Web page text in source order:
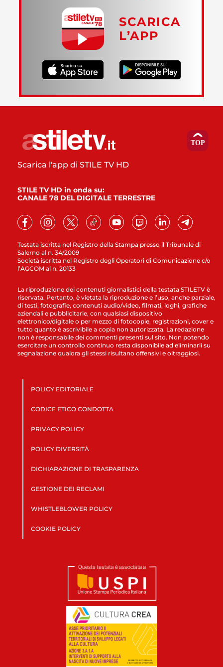
SCARICA
L’APP
Testata iscritta nel Registro della Stampa presso il Tribunale di
Salerno al n. 34/2009
Società iscritta nel Registro degli Operatori di Comunicazione c/o
l’AGCOM al n. 20133
Scarica l'app di STILE TV HD
STILE TV HD in onda su:
CANALE 78 DEL DIGITALE TERRESTRE
La riproduzione dei contenuti giornalistici della testata STILETV è
riservata. Pertanto, è vietata la riproduzione e l’uso, anche parziale,
di testi, fotografie, contenuti audio/video, filmati, loghi, grafiche
aziendali e pubblicitarie, con qualsiasi dispositivo
elettronico/digitale o per mezzo di fotocopie, registrazioni, cover e
tutto quanto è ascrivibile a copia non autorizzata. La redazione
non è responsabile dei commenti presenti sul sito. Non potendo
esercitare un controllo continuo resta disponibile ad eliminarli su
segnalazione qualora gli stessi risultano offensivi e oltraggiosi.
POLICY EDITORIALE
CODICE ETICO CONDOTTA
PRIVACY POLICY
POLICY DIVERSITÀ
DICHIARAZIONE DI TRASPARENZA
GESTIONE DEI RECLAMI
WHISTLEBLOWER POLICY
COOKIE POLICY